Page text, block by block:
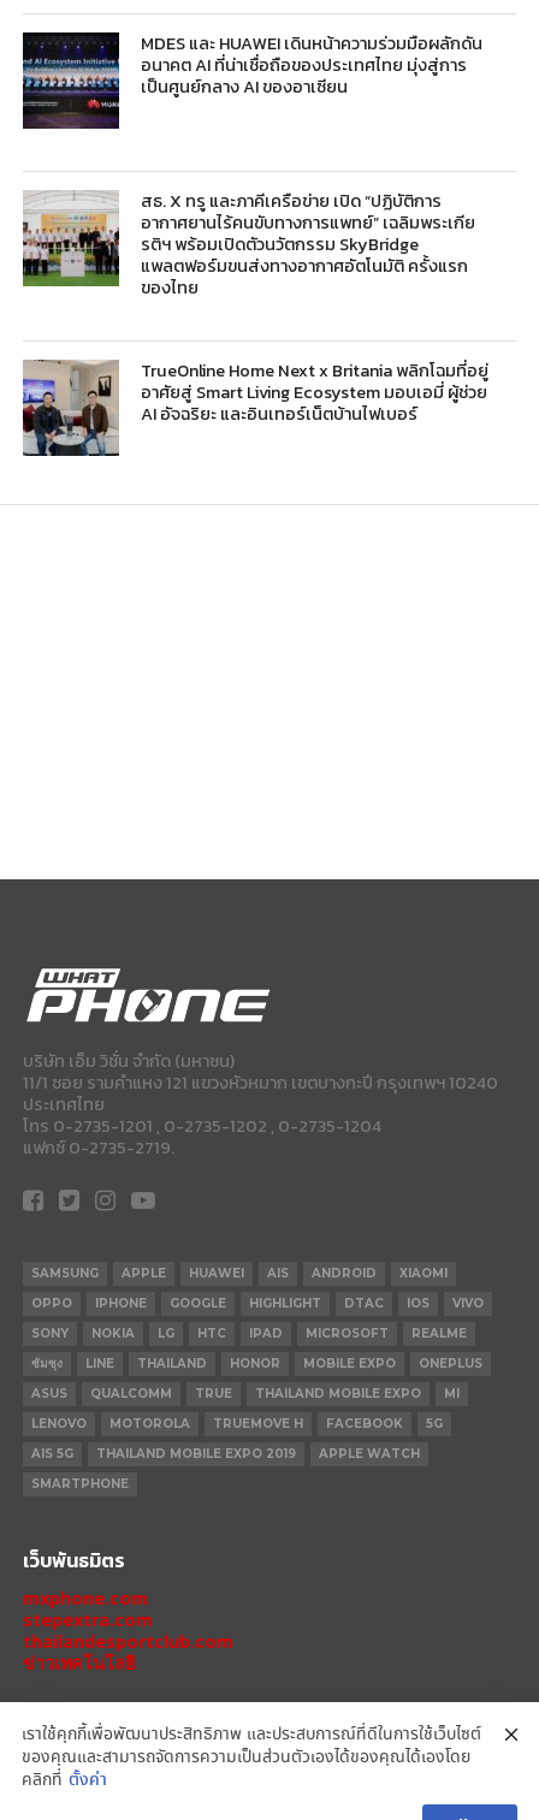
MDES และ HUAWEI เดินหน้าความร่วมมือผลักดัน
อนาคต AI ที่น่าเชื่อถือของประเทศไทย มุ่งสู่การ
เป็นศูนย์กลาง AI ของอาเซียน
สธ. X ทรู และภาคีเครือข่าย เปิด “ปฏิบัติการ
อากาศยานไร้คนขับทางการแพทย์” เฉลิมพระเกีย
รติฯ พร้อมเปิดตัวนวัตกรรม SkyBridge
แพลตฟอร์มขนส่งทางอากาศอัตโนมัติ ครั้งแรก
ของไทย
TrueOnline Home Next x Britania พลิกโฉมที่อยู่
อาศัยสู่ Smart Living Ecosystem มอบเอมี่ ผู้ช่วย
AI อัจฉริยะ และอินเทอร์เน็ตบ้านไฟเบอร์
บริษัท เอ็ม วิชั่น จำกัด (มหาชน)
11/1 ซอย รามคำแหง 121 แขวงหัวหมาก เขตบางกะปี กรุงเทพฯ 10240
ประเทศไทย
โทร 0-2735-1201 , 0-2735-1202 , 0-2735-1204
แฟกซ์ 0-2735-2719.
SAMSUNG APPLE HUAWEI AIS ANDROID
XIAOMI
OPPO
IPHONE GOOGLE HIGHLIGHT DTAC IOS
VIVO
SONY
NOKIA LG HTC IPAD MICROSOFT
REALME
ซัมซุง
LINE THAILAND HONOR MOBILE EXPO
ONEPLUS
ASUS
QUALCOMM TRUE THAILAND MOBILE EXPO
MI
LENOVO
MOTOROLA TRUEMOVE H FACEBOOK
5G
AIS 5G
THAILAND MOBILE EXPO 2019
APPLE WATCH
SMARTPHONE
เว็บพันธมิตร
mxphone.com
stepextra.com
thailandesportclub.com
ข่าวเทคโนโลยี
IPHONE 14 PRO
เราใช้คุกกี้เพื่อพัฒนาประสิทธิภาพ และประสบการณ์ที่ดีในการใช้เว็บไซต์
ของคุณและสามารถจัดการความเป็นส่วนตัวเองได้ของคุณได้เองโดย
คลิกที่ ตั้งค่า